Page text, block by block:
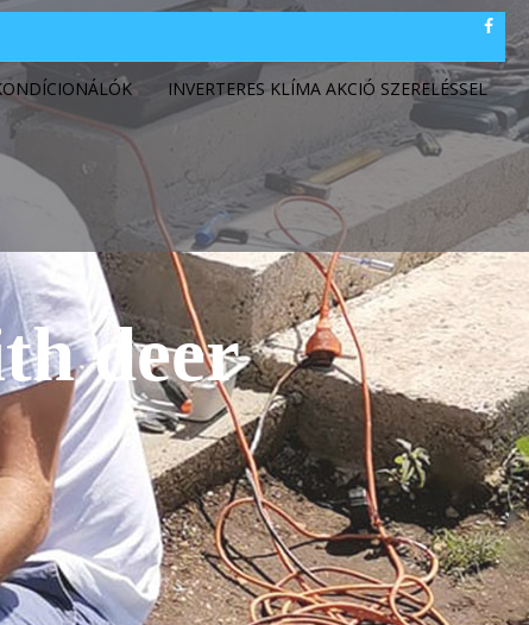
INVERTERES KLÍMA AKCIÓ SZERELÉSSEL
deer